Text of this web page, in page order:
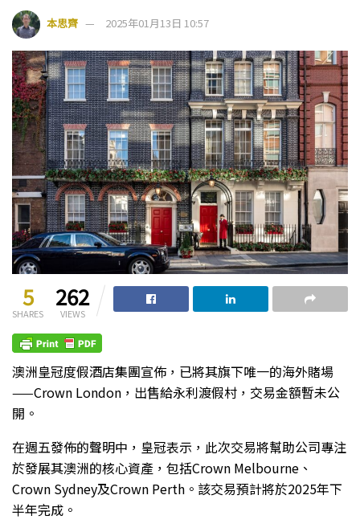
本思齊 2025年01月13日 10:57
5
SHARES
262
VIEWS
澳洲皇冠度假酒店集團宣佈，已將其旗下唯一的海外賭場
——Crown London，出售給永利渡假村，交易金額暫未公
開。
在週五發佈的聲明中，皇冠表示，此次交易將幫助公司專注
於發展其澳洲的核心資產，包括Crown Melbourne、
Crown Sydney及Crown Perth。該交易預計將於2025年下
半年完成。